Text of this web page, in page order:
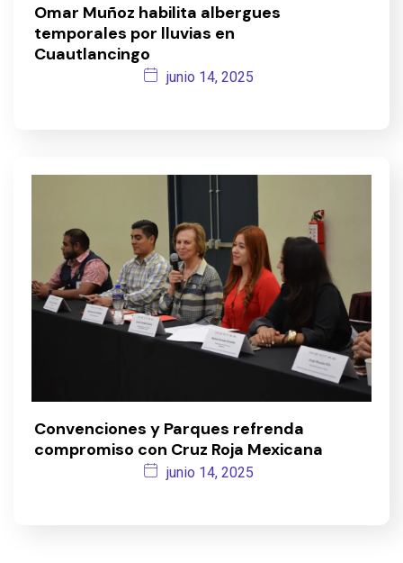
Omar Muñoz habilita albergues
temporales por lluvias en
Cuautlancingo
junio 14, 2025
Convenciones y Parques refrenda
compromiso con Cruz Roja Mexicana
junio 14, 2025